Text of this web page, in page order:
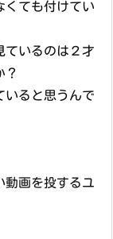
くても付けてい
ているのは２才
？
いると思うんで
画を投するユ